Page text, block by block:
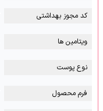
کد مجوز بهداشتی
ویتامین ها
نوع پوست
فرم محصول